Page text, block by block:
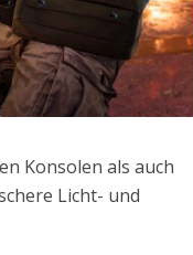
Konsolen als auch
Licht- und